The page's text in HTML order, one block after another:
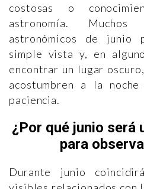
costosas o
astronomía.
astronómicos de junio
simple vista y, en
encontrar un lugar
acostumbren a la
paciencia.
¿Por qué junio será
para
Durante junio